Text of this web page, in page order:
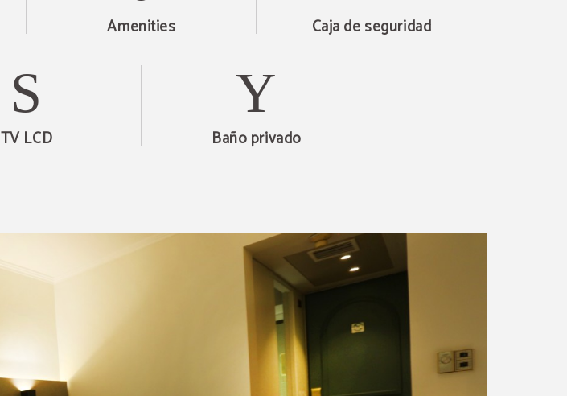
Amenities Caja de seguridad
TV LCD Baño privado
Descubra nuestras ofertas